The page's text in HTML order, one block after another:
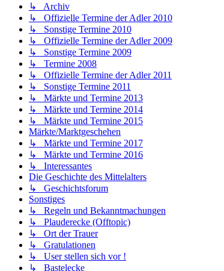
↳ Archiv
↳ Offizielle Termine der Adler 2010
↳ Sonstige Termine 2010
↳ Offizielle Termine der Adler 2009
↳ Sonstige Termine 2009
↳ Termine 2008
↳ Offizielle Termine der Adler 2011
↳ Sonstige Termine 2011
↳ Märkte und Termine 2013
↳ Märkte und Termine 2014
↳ Märkte und Termine 2015
Märkte/Marktgeschehen
↳ Märkte und Termine 2017
↳ Märkte und Termine 2016
↳ Interessantes
Die Geschichte des Mittelalters
↳ Geschichtsforum
Sonstiges
↳ Regeln und Bekanntmachungen
↳ Plauderecke (Offtopic)
↳ Ort der Trauer
↳ Gratulationen
↳ User stellen sich vor !
↳ Bastelecke